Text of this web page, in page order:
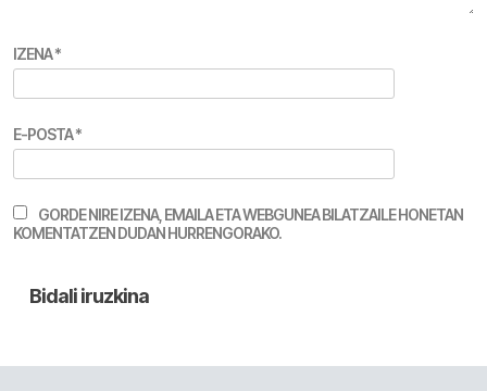
IZENA*
E-POSTA*
GORDE NIRE IZENA, EMAILA ETA WEBGUNEA BILATZAILE HONETAN
KOMENTATZEN DUDAN HURRENGORAKO.